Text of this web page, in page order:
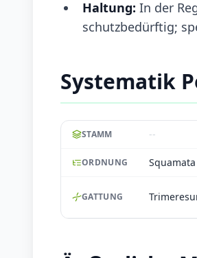
Haltung: In der
schutzbedürftig;
Systematik
STAMM --
ORDNUNG
GATTUNG